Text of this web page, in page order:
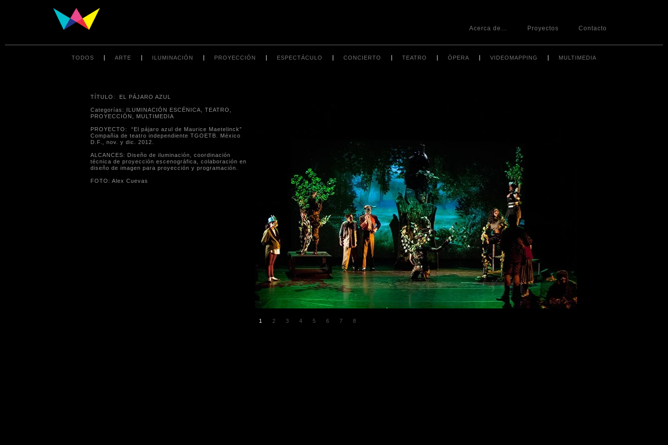
Acerca de… Proyectos Contacto
TODOS ARTE ILUMINACIÓN PROYECCIÓN ESPECTÁCULO CONCIERTO TEATRO ÓPERA VIDEOMAPPING MULTIMEDIA
TÍTULO: EL PÁJARO AZUL
Categorías: ILUMINACIÓN ESCÉNICA, TEATRO,
PROYECCIÓN, MULTIMEDIA
PROYECTO: “El pájaro azul de Maurice Maetelinck”
Compañia de teatro independiente TGOETB. México
D.F., nov. y dic. 2012.
ALCANCES: Diseño de iluminación, coordinación
técnica de proyección escenográfica, colaboración en
diseño de imagen para proyección y programación.
FOTO: Alex Cuevas
1 2 3 4 5 6 7 8